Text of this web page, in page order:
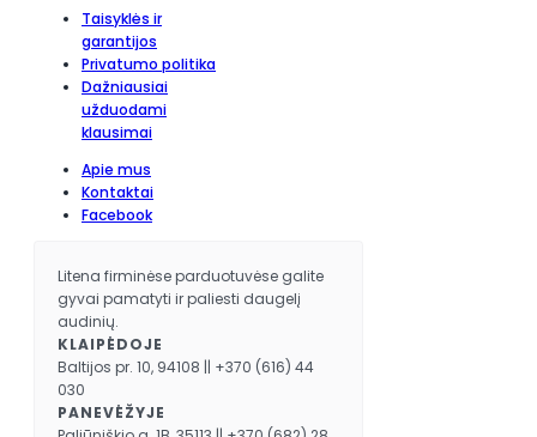
Taisyklės ir
garantijos
Privatumo politika
Dažniausiai
užduodami
klausimai
Apie mus
Kontaktai
Facebook
Litena firminėse parduotuvėse galite
gyvai pamatyti ir paliesti daugelį
audinių.
KLAIPĖDOJE
Baltijos pr. 10, 94108 || +370 (616) 44
030
PANEVĖŽYJE